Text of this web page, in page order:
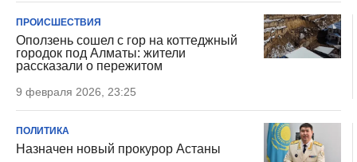
ПРОИСШЕСТВИЯ
Оползень сошел с гор на коттеджный
городок под Алматы: жители
рассказали о пережитом
9 февраля 2026, 23:25
ПОЛИТИКА
Назначен новый прокурор Астаны